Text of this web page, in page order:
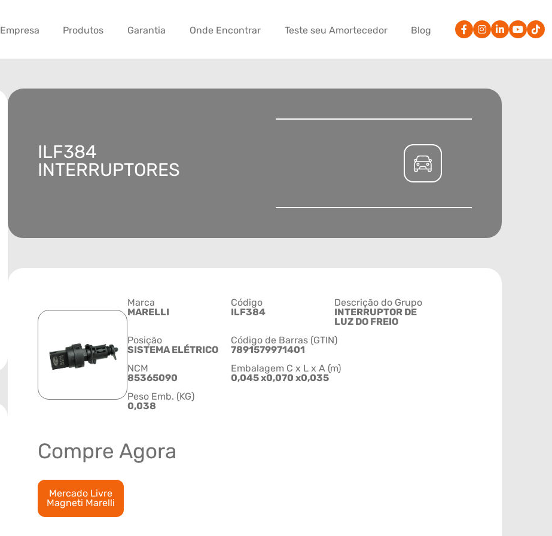
Empresa Produtos Garantia Onde Encontrar Teste seu Amortecedor Blog
ILF384
INTERRUPTORES
Marca
MARELLI
Código
ILF384
Descrição do Grupo
INTERRUPTOR DE
LUZ DO FREIO
Posição
SISTEMA ELÉTRICO
Código de Barras (GTIN)
7891579971401
NCM
85365090
Embalagem C x L x A (m)
0,045 x0,070 x0,035
Peso Emb. (KG)
0,038
Compre Agora
Mercado Livre
Magneti Marelli